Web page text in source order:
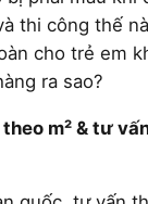
thi công thế
cho trẻ em
ra sao?
m² & tư